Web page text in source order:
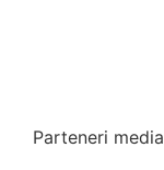
Parteneri media